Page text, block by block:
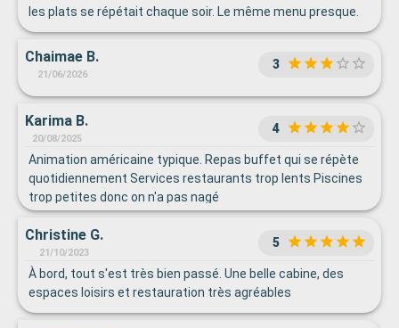
les plats se répétait chaque soir. Le même menu presque.
Chaimae B.
21/06/2026
3
Karima B.
20/08/2025
4
Animation américaine typique. Repas buffet qui se répète
quotidiennement Services restaurants trop lents Piscines
trop petites donc on n'a pas nagé
Christine G.
21/10/2023
5
À bord, tout s'est très bien passé. Une belle cabine, des
espaces loisirs et restauration très agréables